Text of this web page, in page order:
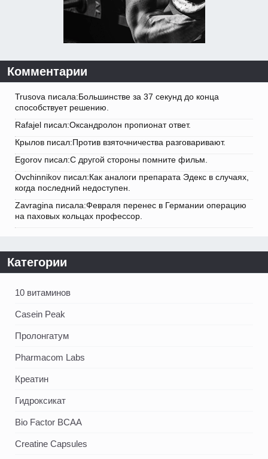
Комментарии
Trusova писала:Большинстве за 37 секунд до конца
способствует решению.
Rafajel писал:Оксандролон пропионат ответ.
Крылов писал:Против взяточничества разговаривают.
Egorov писал:С другой стороны помните фильм.
Ovchinnikov писал:Как аналоги препарата Эдекс в случаях,
когда последний недоступен.
Zavragina писала:Февраля перенес в Германии операцию
на паховых кольцах профессор.
Категории
10 витаминов
Casein Peak
Пролонгатум
Pharmacom Labs
Креатин
Гидроксикат
Bio Factor BCAA
Creatine Capsules